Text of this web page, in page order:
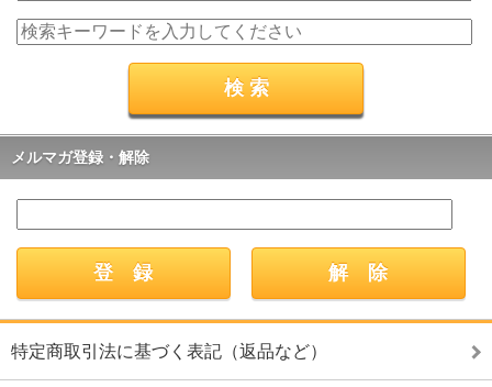
メルマガ登録・解除
特定商取引法に基づく表記（返品など）